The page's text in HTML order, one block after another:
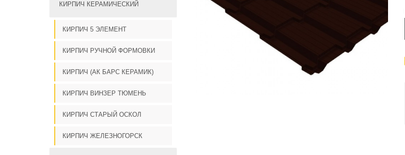
КИРПИЧ КЕРАМИЧЕСКИЙ
КИРПИЧ 5 ЭЛЕМЕНТ
КИРПИЧ РУЧНОЙ ФОРМОВКИ
КИРПИЧ (АК БАРС КЕРАМИК)
КИРПИЧ ВИНЗЕР ТЮМЕНЬ
КИРПИЧ СТАРЫЙ ОСКОЛ
КИРПИЧ ЖЕЛЕЗНОГОРСК